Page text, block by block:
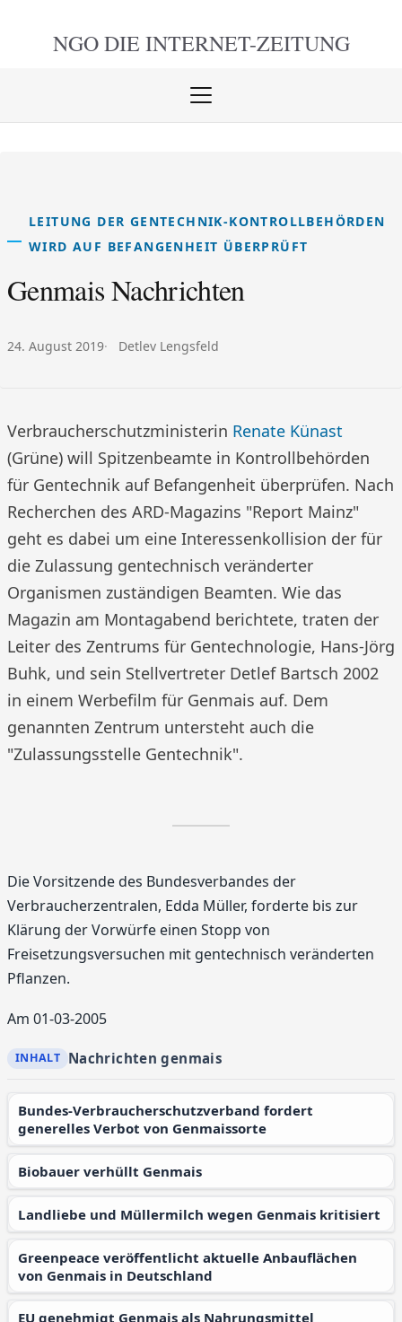
NGO DIE INTERNET-ZEITUNG
Menü
LEITUNG DER GENTECHNIK-KONTROLLBEHÖRDEN
WIRD AUF BEFANGENHEIT ÜBERPRÜFT
Genmais Nachrichten
Veröffentlicht am:
24. August 2019 Autor:
Detlev Lengsfeld
Verbraucherschutzministerin Renate Künast
(Grüne) will Spitzenbeamte in Kontrollbehörden
für Gentechnik auf Befangenheit überprüfen. Nach
Recherchen des ARD-Magazins "Report Mainz"
geht es dabei um eine Interessenkollision der für
die Zulassung gentechnisch veränderter
Organismen zuständigen Beamten. Wie das
Magazin am Montagabend berichtete, traten der
Leiter des Zentrums für Gentechnologie, Hans-Jörg
Buhk, und sein Stellvertreter Detlef Bartsch 2002
in einem Werbefilm für Genmais auf. Dem
genannten Zentrum untersteht auch die
"Zulassungsstelle Gentechnik".
Die Vorsitzende des Bundesverbandes der
Verbraucherzentralen, Edda Müller, forderte bis zur
Klärung der Vorwürfe einen Stopp von
Freisetzungsversuchen mit gentechnisch veränderten
Pflanzen.
Am 01-03-2005
Nachrichten genmais
Bundes-Verbraucherschutzverband fordert
generelles Verbot von Genmaissorte
Biobauer verhüllt Genmais
Landliebe und Müllermilch wegen Genmais kritisiert
Greenpeace veröffentlicht aktuelle Anbauflächen
von Genmais in Deutschland
EU genehmigt Genmais als Nahrungsmittel